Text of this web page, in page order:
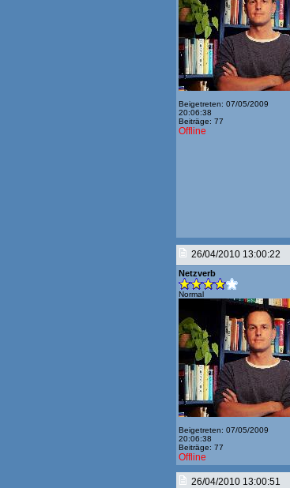
Beigetreten: 07/05/2009
20:06:38
Beiträge: 77
Offline
26/04/2010 13:00:22
Netzverb
Normal
Beigetreten: 07/05/2009
20:06:38
Beiträge: 77
Offline
26/04/2010 13:00:51